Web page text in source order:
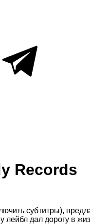
Records
субтитры),
дал дорогу в